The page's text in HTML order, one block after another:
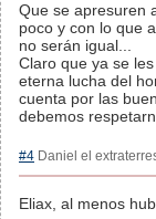
Que se apresuren
poco y con lo que
no serán igual...
Claro que ya se
eterna lucha del
cuenta por las
debemos
#4 Daniel el
Eliax, al menos